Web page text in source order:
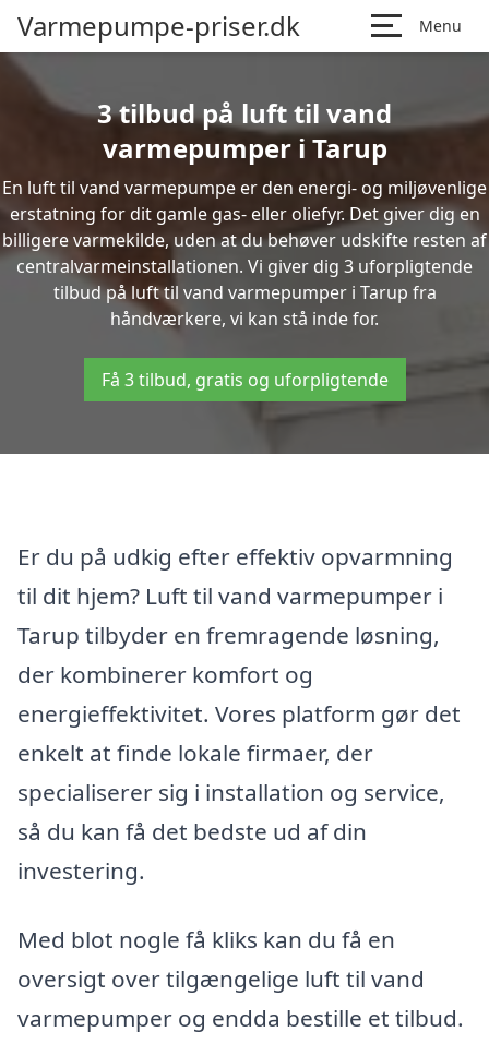
Varmepumpe-priser.dk Menu
3 tilbud på luft til vand
varmepumper i Tarup
En luft til vand varmepumpe er den energi- og miljøvenlige
erstatning for dit gamle gas- eller oliefyr. Det giver dig en
billigere varmekilde, uden at du behøver udskifte resten af
centralvarmeinstallationen. Vi giver dig 3 uforpligtende
tilbud på luft til vand varmepumper i Tarup fra
håndværkere, vi kan stå inde for.
Få 3 tilbud, gratis og uforpligtende
Er du på udkig efter effektiv opvarmning
til dit hjem? Luft til vand varmepumper i
Tarup tilbyder en fremragende løsning,
der kombinerer komfort og
energieffektivitet. Vores platform gør det
enkelt at finde lokale firmaer, der
specialiserer sig i installation og service,
så du kan få det bedste ud af din
investering.
Med blot nogle få kliks kan du få en
oversigt over tilgængelige luft til vand
varmepumper og endda bestille et tilbud.